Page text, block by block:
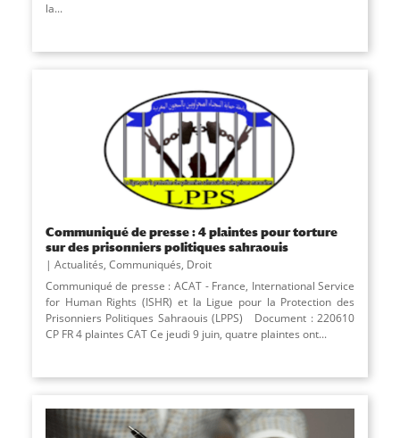
la...
Communiqué de presse : 4 plaintes pour torture
sur des prisonniers politiques sahraouis
Actualités, Communiqués, Droit
Communiqué de presse : ACAT - France, International Service
for Human Rights (ISHR) et la Ligue pour la Protection des
Prisonniers Politiques Sahraouis (LPPS) Document : 220610
CP FR 4 plaintes CAT Ce jeudi 9 juin, quatre plaintes ont...